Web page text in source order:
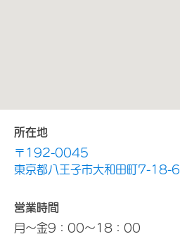
所在地
〒192-0045
東京都八王子市大和田町7-18-6
営業時間
月～金9：00～18：00